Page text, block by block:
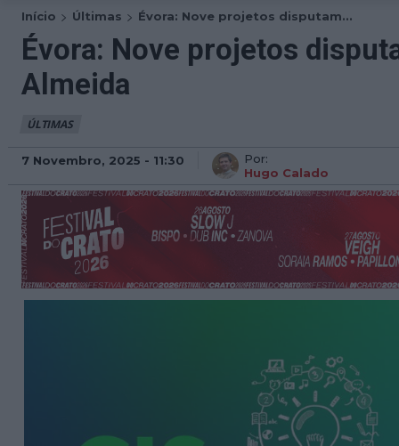
Início Últimas Évora: Nove projetos disputam...
Évora: Nove projetos
Almeida
ÚLTIMAS
7 Novembro, 2025 - 11:30
Por:
Hugo Calado